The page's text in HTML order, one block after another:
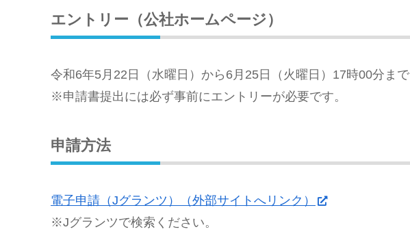
エントリー（公社ホームページ）
令和6年5月22日（水曜日）から6月25日（火曜日）17時00分まで
※申請書提出には必ず事前にエントリーが必要です。
申請方法
電子申請（Jグランツ）（外部サイトへリンク）
※Jグランツで検索ください。